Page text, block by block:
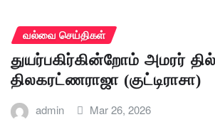
வல்வை செய்திகள்
துயர்பகிர்கின்றோம் அமரர்
திலகரட்ணராஜா (குட்டிராசா)
admin Mar 26, 2026